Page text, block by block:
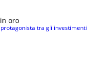
oro
protagonista tra gli investimenti